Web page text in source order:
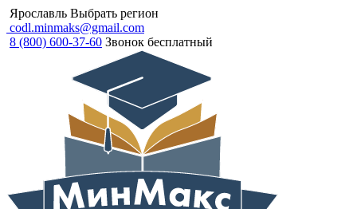
Ярославль Выбрать регион
codl.minmaks@gmail.com
8 (800) 600-37-60 Звонок бесплатный